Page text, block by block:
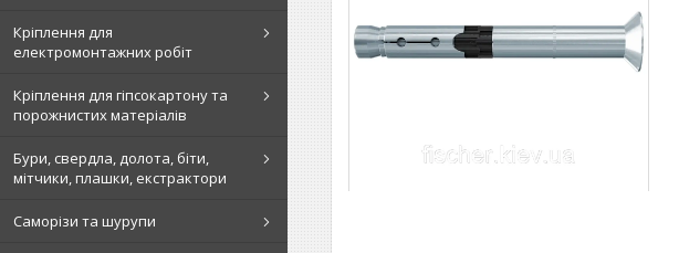
Кріплення для
електромонтажних робіт
Кріплення для гіпсокартону та
порожнистих матеріалів
Бури, свердла, долота, біти,
мітчики, плашки, екстрактори
Саморізи та шурупи